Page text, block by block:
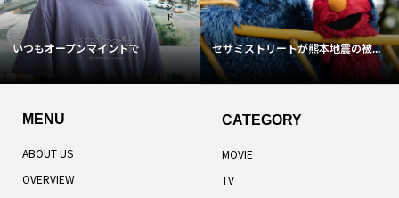
いつもオープンマインドで セサミストリートが熊本地震の被...
MENU
ABOUT US
OVERVIEW
CATEGORY
MOVIE
TV